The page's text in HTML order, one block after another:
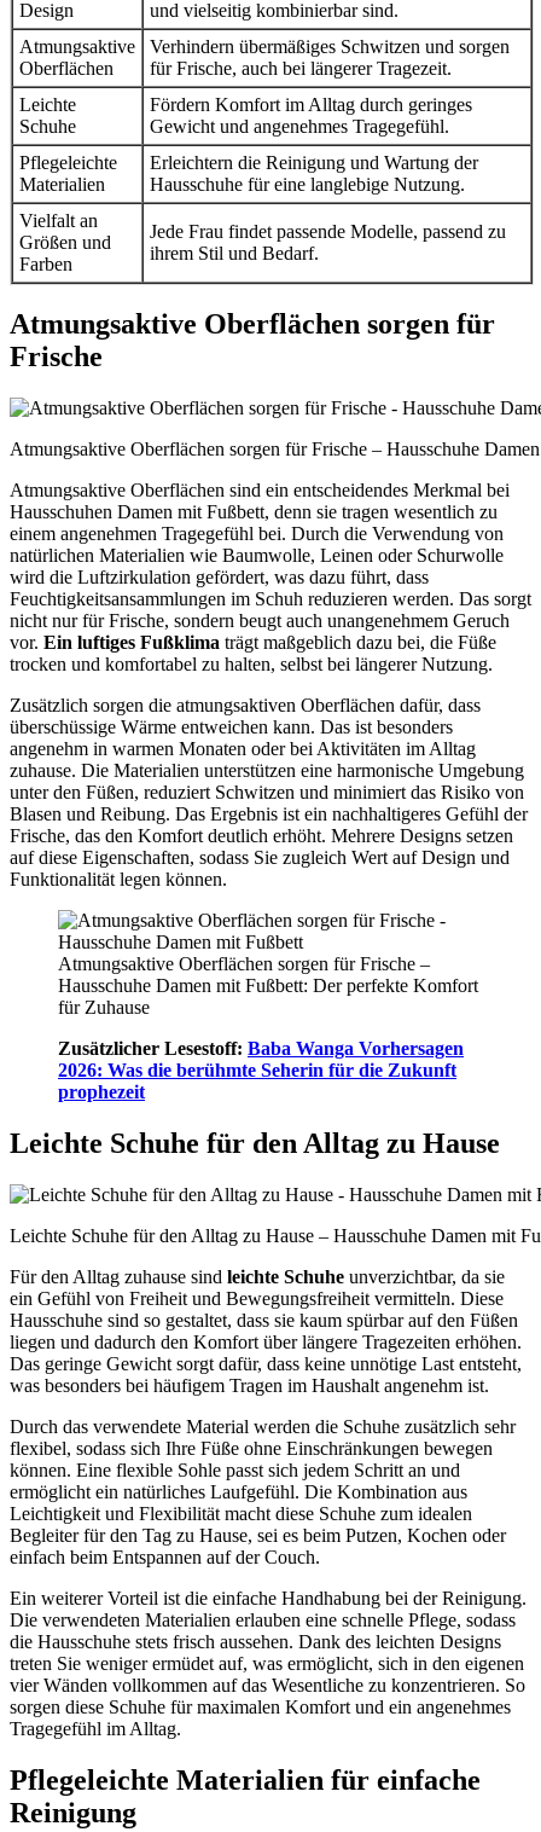
Design
und vielseitig kombinierbar sind.
Atmungsaktive
Oberflächen
Verhindern übermäßiges Schwitzen und sorgen
für Frische, auch bei längerer Tragezeit.
Leichte
Schuhe
Fördern Komfort im Alltag durch geringes
Gewicht und angenehmes Tragegefühl.
Pflegeleichte
Materialien
Erleichtern die Reinigung und Wartung der
Hausschuhe für eine langlebige Nutzung.
Vielfalt an
Größen und
Farben
Jede Frau findet passende Modelle, passend zu
ihrem Stil und Bedarf.
Atmungsaktive Oberflächen sorgen für
Frische
Atmungsaktive Oberflächen sorgen für Frische – Hausschuhe
Atmungsaktive Oberflächen sind ein entscheidendes Merkmal bei
Hausschuhen Damen mit Fußbett, denn sie tragen wesentlich zu
einem angenehmen Tragegefühl bei. Durch die Verwendung von
natürlichen Materialien wie Baumwolle, Leinen oder Schurwolle
wird die Luftzirkulation gefördert, was dazu führt, dass
Feuchtigkeitsansammlungen im Schuh reduzieren werden. Das sorgt
nicht nur für Frische, sondern beugt auch unangenehmem Geruch
vor. Ein luftiges Fußklima trägt maßgeblich dazu bei, die Füße
trocken und komfortabel zu halten, selbst bei längerer Nutzung.
Zusätzlich sorgen die atmungsaktiven Oberflächen dafür, dass
überschüssige Wärme entweichen kann. Das ist besonders
angenehm in warmen Monaten oder bei Aktivitäten im Alltag
zuhause. Die Materialien unterstützen eine harmonische Umgebung
unter den Füßen, reduziert Schwitzen und minimiert das Risiko von
Blasen und Reibung. Das Ergebnis ist ein nachhaltigeres Gefühl der
Frische, das den Komfort deutlich erhöht. Mehrere Designs setzen
auf diese Eigenschaften, sodass Sie zugleich Wert auf Design und
Funktionalität legen können.
Atmungsaktive Oberflächen sorgen für Frische –
Hausschuhe Damen mit Fußbett: Der perfekte Komfort
für Zuhause
Zusätzlicher Lesestoff: Baba Wanga Vorhersagen
2026: Was die berühmte Seherin für die Zukunft
prophezeit
Leichte Schuhe für den Alltag zu Hause
Leichte Schuhe für den Alltag zu Hause – Hausschuhe Damen mit
Für den Alltag zuhause sind leichte Schuhe unverzichtbar, da sie
ein Gefühl von Freiheit und Bewegungsfreiheit vermitteln. Diese
Hausschuhe sind so gestaltet, dass sie kaum spürbar auf den Füßen
liegen und dadurch den Komfort über längere Tragezeiten erhöhen.
Das geringe Gewicht sorgt dafür, dass keine unnötige Last entsteht,
was besonders bei häufigem Tragen im Haushalt angenehm ist.
Durch das verwendete Material werden die Schuhe zusätzlich sehr
flexibel, sodass sich Ihre Füße ohne Einschränkungen bewegen
können. Eine flexible Sohle passt sich jedem Schritt an und
ermöglicht ein natürliches Laufgefühl. Die Kombination aus
Leichtigkeit und Flexibilität macht diese Schuhe zum idealen
Begleiter für den Tag zu Hause, sei es beim Putzen, Kochen oder
einfach beim Entspannen auf der Couch.
Ein weiterer Vorteil ist die einfache Handhabung bei der Reinigung.
Die verwendeten Materialien erlauben eine schnelle Pflege, sodass
die Hausschuhe stets frisch aussehen. Dank des leichten Designs
treten Sie weniger ermüdet auf, was ermöglicht, sich in den eigenen
vier Wänden vollkommen auf das Wesentliche zu konzentrieren. So
sorgen diese Schuhe für maximalen Komfort und ein angenehmes
Tragegefühl im Alltag.
Pflegeleichte Materialien für einfache
Reinigung